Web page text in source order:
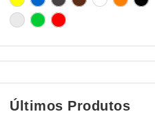
Últimos Produtos